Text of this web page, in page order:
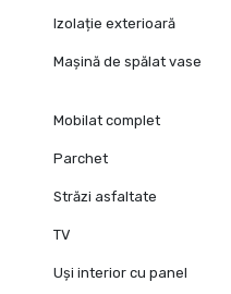
Izolație exterioară
Mașină de spălat vase
Mobilat complet
Parchet
Străzi asfaltate
TV
Uși interior cu panel